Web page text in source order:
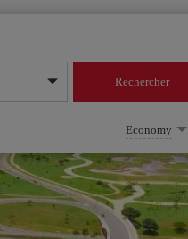
Rechercher
Economy